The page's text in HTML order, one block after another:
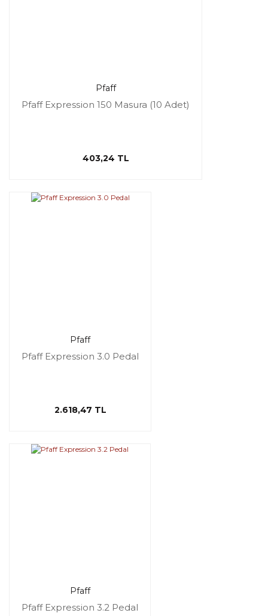
Pfaff
Pfaff Expression 150 Masura (10 Adet)
403,24 TL
Pfaff
Pfaff Expression 3.0 Pedal
2.618,47 TL
Pfaff
Pfaff Expression 3.2 Pedal